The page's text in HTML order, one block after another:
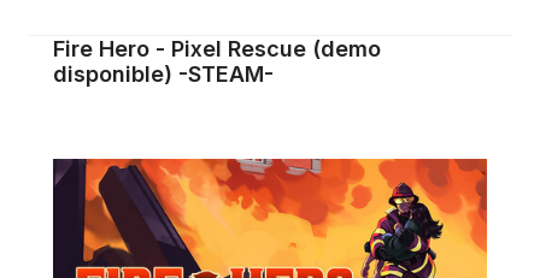
Fire Hero - Pixel Rescue (demo
disponible) -STEAM-